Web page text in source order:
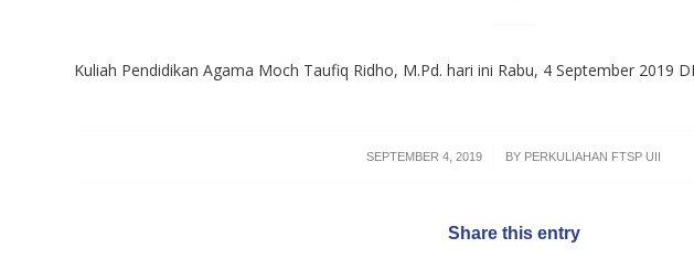
Kuliah Pendidikan Agama Moch Taufiq Ridho, M.Pd. hari ini Rabu, 4 September 2019
SEPTEMBER 4, 2019
/ BY PERKULIAHAN FTSP UII
Share this entry